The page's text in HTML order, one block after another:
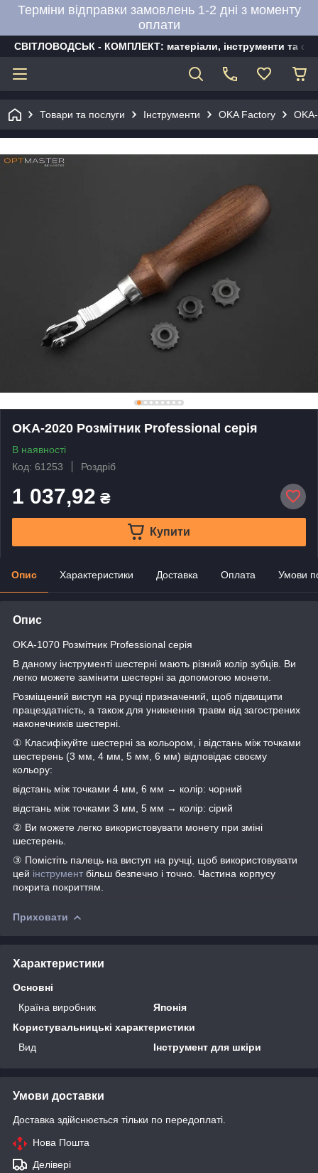
Терміни відправки замовлень 1-2 дні з моменту
оплати
СВІТЛОВОДСЬК - КОМПЛЕКТ: матеріали, інструменти та
Товари та послуги Інструменти OKA Factory
OKA-2020 Розмітник Professional серія
В наявності
Код: 61253
Роздріб
1 037,92 ₴
Купити
Опис Характеристики Доставка Оплата Умови
Опис
OKA-1070 Розмітник Professional серія
В даному інструменті шестерні мають різний колір зубців. Ви
легко можете замінити шестерні за допомогою монети.
Розміщений виступ на ручці призначений, щоб підвищити
працездатність, а також для уникнення травм від загострених
наконечників шестерні.
① Класифікуйте шестерні за кольором, і відстань між точками
шестерень (3 мм, 4 мм, 5 мм, 6 мм) відповідає своєму
кольору:
відстань між точками 4 мм, 6 мм → колір: чорний
відстань між точками 3 мм, 5 мм → колір: сірий
② Ви можете легко використовувати монету при зміні
шестерень.
③ Помістіть палець на виступ на ручці, щоб використовувати
цей інструмент більш безпечно і точно. Частина корпусу
покрита покриттям.
Приховати
Характеристики
Основні
Країна виробник
Японія
Користувальницькі характеристики
Вид
Інструмент для шкіри
Умови доставки
Доставка здійснюється тільки по передоплаті.
Нова Пошта
Делівері